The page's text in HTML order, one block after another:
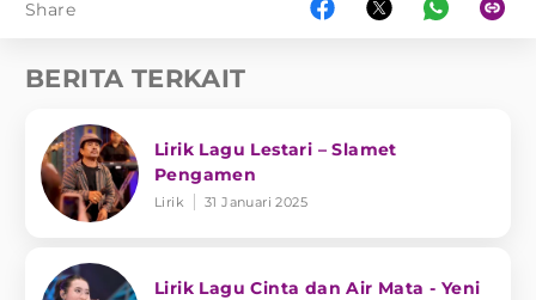
Share
BERITA TERKAIT
Lirik Lagu Lestari – Slamet
Pengamen
Lirik 31 Januari 2025
Lirik Lagu Cinta dan Air Mata - Yeni